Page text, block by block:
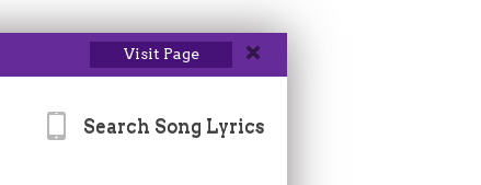
Visit Page
Search Song Lyrics